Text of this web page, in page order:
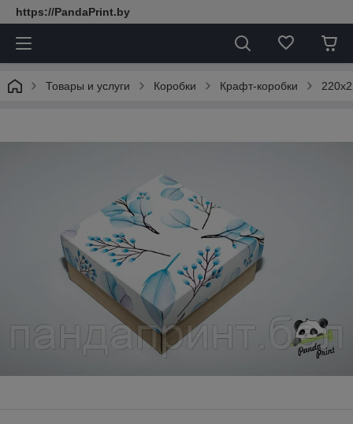
https://PandaPrint.by
Товары и услуги Коробки Крафт-коробки